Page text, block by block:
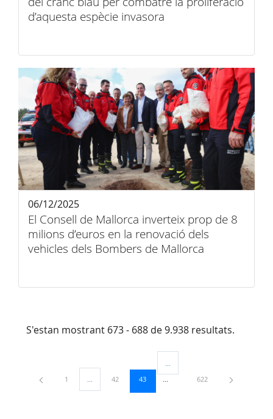
d’aquesta espècie invasora
El Consell de Mallorca inverteix prop de 8
milions d’euros en la renovació dels
vehicles dels Bombers de Mallorca
06/12/2025
S'estan mostrant 673 - 688 de 9.938 resultats.
Pàgina
1 ...Pàgines intermèdies Utilitzeu TAB per navegar.
Pàgina
42 Pàgina
43
Pàgines intermèdies Utilitzeu
Pàgina
622